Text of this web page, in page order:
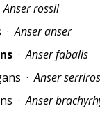
Anser rossii
·Anser anser
·Anser fabalis
·Anser
·Anser